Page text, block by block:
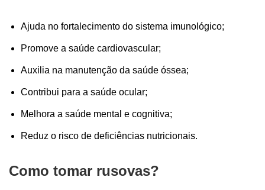
Ajuda no fortalecimento do sistema imunológico;
Promove a saúde cardiovascular;
Auxilia na manutenção da saúde óssea;
Contribui para a saúde ocular;
Melhora a saúde mental e cognitiva;
Reduz o risco de deficiências nutricionais.
Como tomar rusovas?